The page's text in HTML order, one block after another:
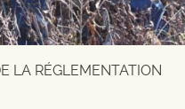
LA RÉGLEMENTATION